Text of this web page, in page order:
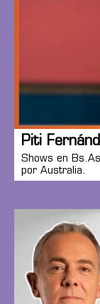
Piti
Shows en
por Australia.